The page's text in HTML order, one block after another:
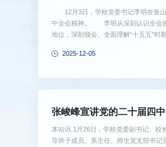
12月3日，学校党委书记李明在鱼山
中全会精神。 李明从深刻认识全会的
地位，深刻领会、全面理解“十五五”时
五”时期高等教育发展、海洋经济高质
2025-12-05
张峻峰宣讲党的二十届四
本站讯 1月26日，学校党委副书记、校
导班子成员、系主任、师生党支部书